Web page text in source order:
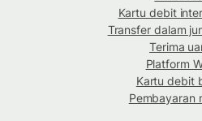
Kartu debit
Transfer dalam
Terima
Platform
Kartu debit
Pembayaran